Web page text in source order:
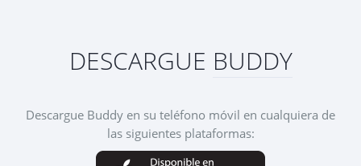
DESCARGUE BUDDY
Descargue Buddy en su teléfono móvil en cualquiera de
las siguientes plataformas: